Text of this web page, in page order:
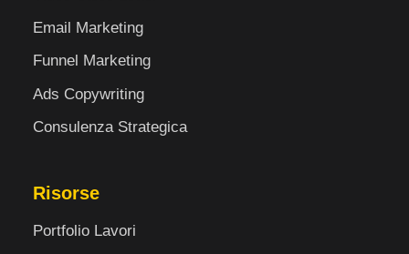
Email Marketing
Funnel Marketing
Ads Copywriting
Consulenza Strategica
Risorse
Portfolio Lavori